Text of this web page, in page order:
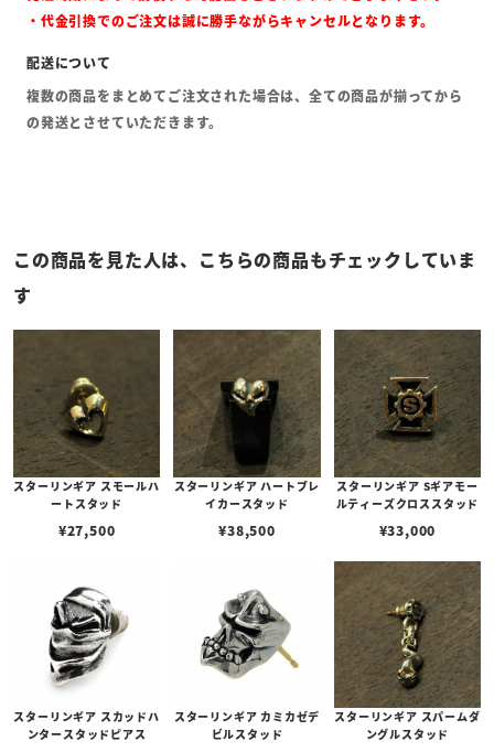
・代金引換でのご注文は誠に勝手ながらキャンセルとなります。
複数の商品をまとめてご注文された場合は、全ての商品が揃ってから
の発送とさせていただきます。
この商品を見た人は、こちらの商品もチェックしていま
す
スターリンギア スモールハ
ートスタッド
¥27,500
スターリンギア ハートブレ
イカースタッド
¥38,500
スターリンギア Sギアモー
ルティーズクロススタッド
¥33,000
スターリンギア スカッドハ
ンタースタッドピアス
スターリンギア カミカゼデ
ビルスタッド
スターリンギア スパームダ
ングルスタッド